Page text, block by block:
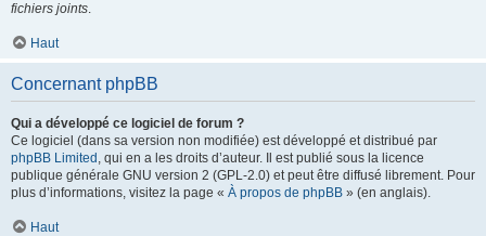
fichiers joints.
Haut
Concernant phpBB
Qui a développé ce logiciel de forum ?
Ce logiciel (dans sa version non modifiée) est développé et distribué par
phpBB Limited , qui en a les droits d’auteur. Il est publié sous la licence
publique générale GNU version 2 (GPL-2.0) et peut être diffusé librement. Pour
plus d’informations, visitez la page « À propos de phpBB » (en anglais).
Haut